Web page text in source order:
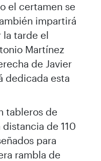
el certamen se
impartirá
la tarde el
Martínez
de Javier
dedicada esta
tableros de
de 110
para
rambla de